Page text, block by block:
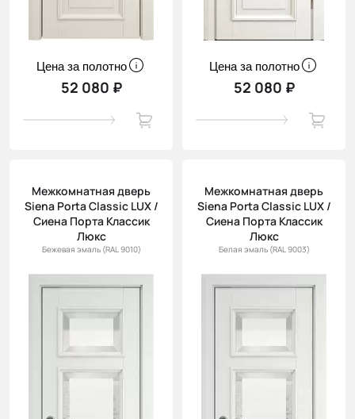
Цена за полотно
52 080 ₽
Цена за полотно
52 080 ₽
Межкомнатная дверь
Siena Porta Classic LUX /
Сиена Порта Классик
Люкс
Бежевая эмаль (RAL 9010)
Межкомнатная дверь
Siena Porta Classic LUX /
Сиена Порта Классик
Люкс
Белая эмаль (RAL 9003)